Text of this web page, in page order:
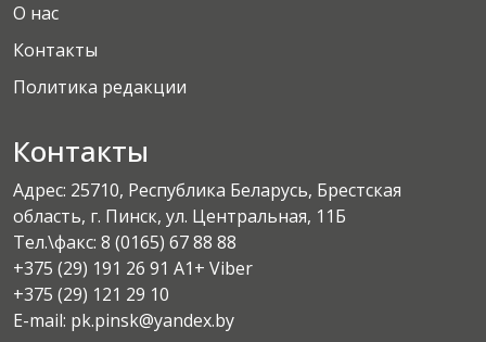
О нас
Контакты
Политика редакции
Контакты
Адрес: 25710, Республика Беларусь, Брестская
область, г. Пинск, ул. Центральная, 11Б
Тел.\факс: 8 (0165) 67 88 88
+375 (29) 191 26 91 A1+ Viber
+375 (29) 121 29 10
E-mail: pk.pinsk@yandex.by